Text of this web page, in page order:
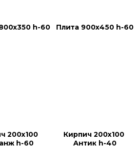
h-60 Плита 900х450 h-60
200х100
h-60
Кирпич 200х100
Антик h-40